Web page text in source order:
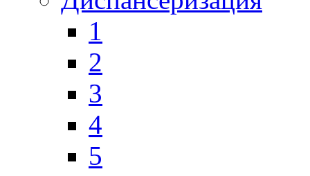
1
2
3
4
5